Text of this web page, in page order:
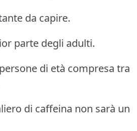
da capire.
parte degli adulti.
di età compresa tra
di caffeina non sarà un